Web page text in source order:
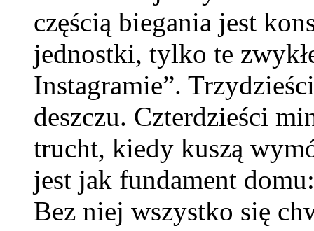
częścią biegania jest
jednostki, tylko te
Instagramie”.
deszczu. Czterdzieści
trucht, kiedy kuszą
jest jak fundament
Bez niej wszystko się